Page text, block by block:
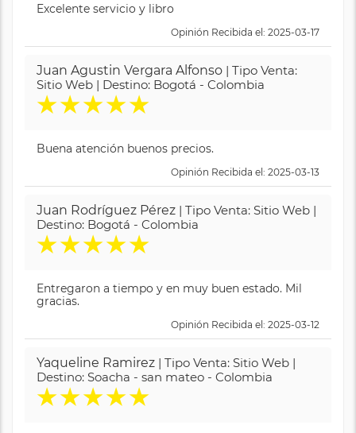
Excelente servicio y libro
Opinión Recibida el: 2025-03-17
Juan Agustin Vergara Alfonso | Tipo Venta:
Sitio Web | Destino: Bogotá - Colombia
★★★★★
Buena atención buenos precios.
Opinión Recibida el: 2025-03-13
Juan Rodríguez Pérez | Tipo Venta: Sitio Web |
Destino: Bogotá - Colombia
★★★★★
Entregaron a tiempo y en muy buen estado. Mil
gracias.
Opinión Recibida el: 2025-03-12
Yaqueline Ramirez | Tipo Venta: Sitio Web |
Destino: Soacha - san mateo - Colombia
★★★★★